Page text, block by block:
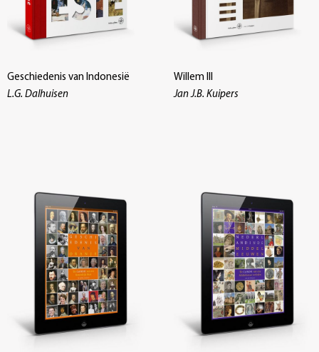
Geschiedenis van Indonesië
L.G. Dalhuisen
Willem III
Jan J.B. Kuipers